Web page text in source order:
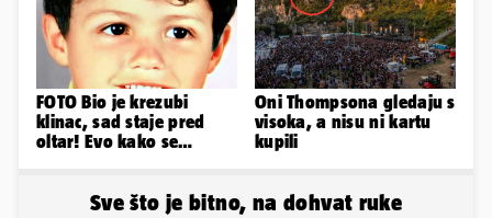
FOTO Bio je krezubi
klinac, sad staje pred
oltar! Evo kako se
Oni Thompsona gledaju s
visoka, a nisu ni kartu
kupili
Sve što je bitno, na dohvat ruke